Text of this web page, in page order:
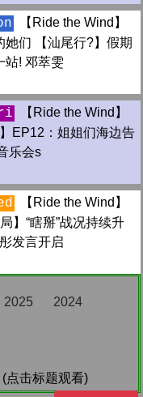
【Ride the Wind】
她们 【汕尾行?】假期
站! 邓萃雯
【Ride the Wind】
】EP12：姐姐们海边告
乐会s
【Ride the Wind】
局】“瞎掰”战况持续升
发言开启
2025 2024
点击标题观看)